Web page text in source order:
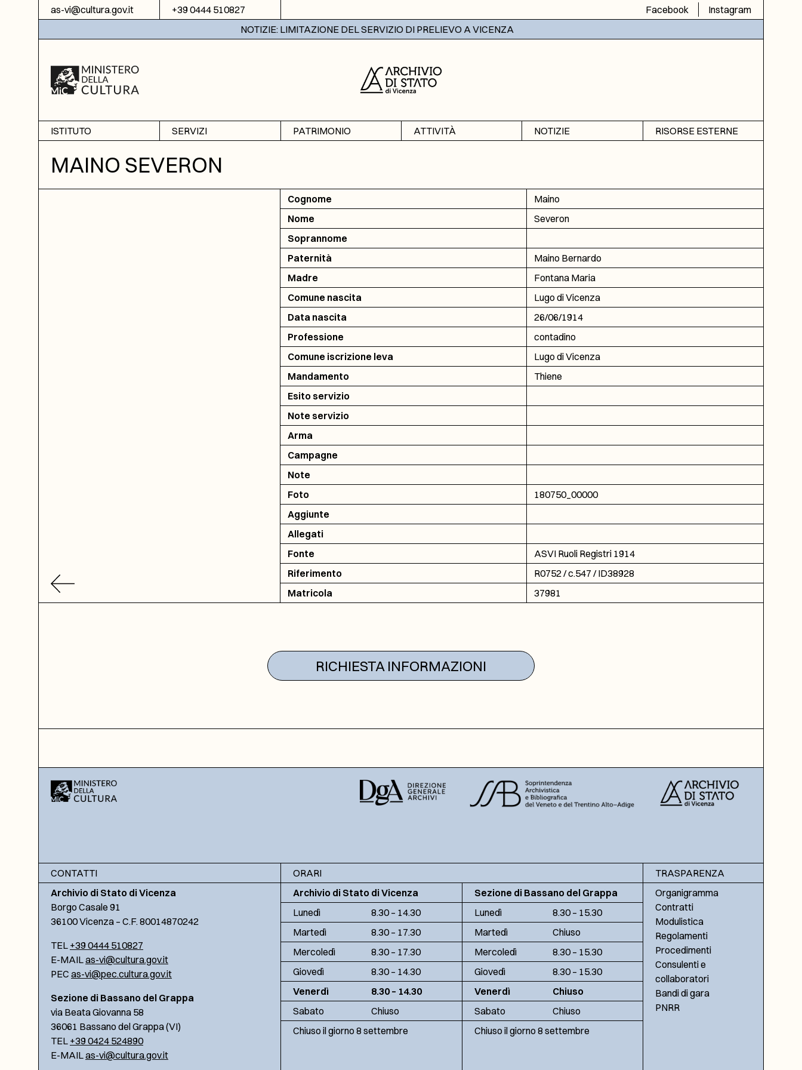
Vai al contenuto
as-vi@cultura.gov.it +39 0444 510827 Facebook
Instagram
NOTIZIE: LIMITAZIONE DEL SERVIZIO DI PRELIEVO A VICENZA
ISTITUTO
Informazioni
Sezione di Bassano del
SERVIZI
Ricerche
Fotoriproduzione
PATRIMONIO
ATTIVITÀ
NOTIZIE
RISORSE ESTERNE
DGA
ICAR
MAINO SEVERON
Cognome
Maino
Nome
Severon
Soprannome
Paternità
Maino Bernardo
Madre
Fontana Maria
Comune nascita
Lugo di Vicenza
Data nascita
26/06/1914
Professione
contadino
Comune iscrizione leva
Lugo di Vicenza
Mandamento
Thiene
Esito servizio
Note servizio
Arma
Campagne
Note
Foto
180750_00000
Aggiunte
Allegati
Fonte
ASVI Ruoli Registri 1914
Riferimento
R0752 / c.547 / ID38928
Matricola
37981
RICHIESTA INFORMAZIONI
CONTATTI
Archivio di Stato di Vicenza
Borgo Casale 91
36100 Vicenza – C.F. 80014870242
TEL +39 0444 510827
E-MAILas-vi@cultura.gov.it
PEC as-vi@pec.cultura.gov.it
Sezione di Bassano del Grappa
via Beata Giovanna 58
36061 Bassano del Grappa (VI)
TEL +39 0424 524890
E-MAILas-vi@cultura.gov.it
ORARI
Archivio di Stato di Vicenza
Lunedì
8.30 – 14.30
Martedì
8.30 – 17.30
Mercoledì
8.30 – 17.30
Giovedì
8.30 – 14.30
Venerdì
8.30 – 14.30
Sabato
Chiuso
Chiuso il giorno 8 settembre
Sezione di Bassano del Grappa
Lunedì
8.30 – 15.30
Martedì
Chiuso
Mercoledì
8.30 – 15.30
Giovedì
8.30 – 15.30
Venerdì
Chiuso
Sabato
Chiuso
Chiuso il giorno 8 settembre
TRASPARENZA
Organigramma
Contratti
Modulistica
Regolamenti
Procedimenti
Consulenti e
collaboratori
Bandi di gara
PNRR